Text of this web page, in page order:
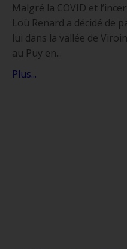
Malgré la COVID et
Loù Renard a décidé de
lui dans la vallée de
au Puy en...
Plus...